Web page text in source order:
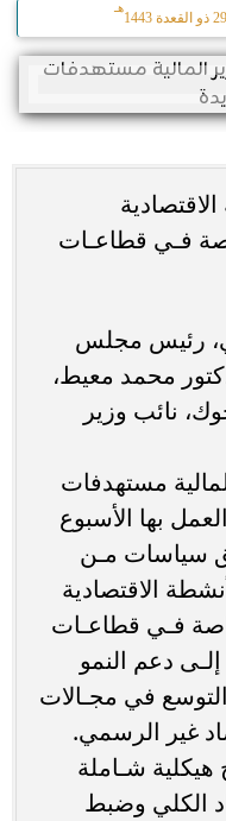
29 ذو القعدة 1443
هـ
فـي قطاعـات
رئيس مجلس
محمد معيط،
نائب وزير
مستهدفات
بها الأسبوع
سياسات مـن
الاقتصادية
فـي قطاعـات
إلـى دعم النمو
في مجـالات
غير الرسمي.
هيكلية شـاملة
الكلي وضبط